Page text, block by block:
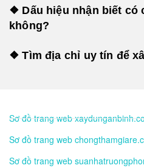
❖ Dấu hiệu nhận biết có
không?
❖ Tìm địa chỉ uy tín để
Sơ đồ trang web
Sơ đồ trang web
Sơ đồ trang web